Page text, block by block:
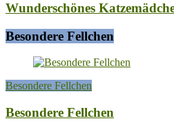
Wunderschönes
Besondere Fellchen
Besondere Fellchen
Besondere Fellchen